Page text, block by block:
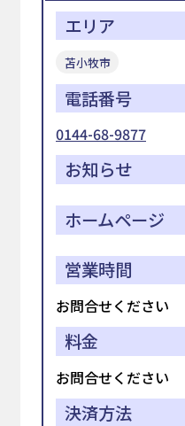
エリア
苫小牧市
電話番号
0144-68-9877
お知らせ
ホームページ
営業時間
お問合せください
料金
お問合せください
決済方法